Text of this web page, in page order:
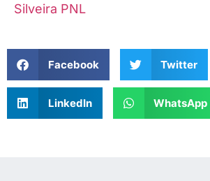
Silveira PNL
Facebook Twitter
LinkedIn WhatsApp